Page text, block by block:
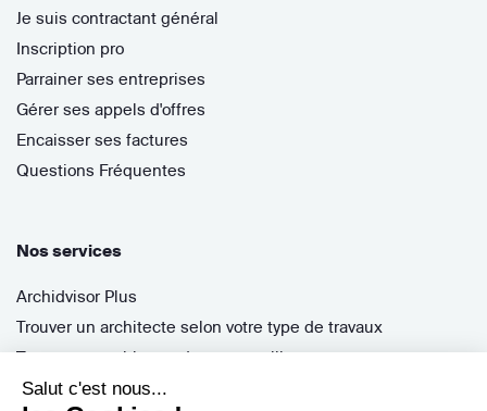
les Cookies !
Je suis contractant général
Inscription pro
Parrainer ses entreprises
Gérer ses appels d'offres
Encaisser ses factures
Questions Fréquentes
Nos services
Archidvisor Plus
Trouver un architecte selon votre type de travaux
Trouver un architecte dans votre ville
Trouver de l'inspiration